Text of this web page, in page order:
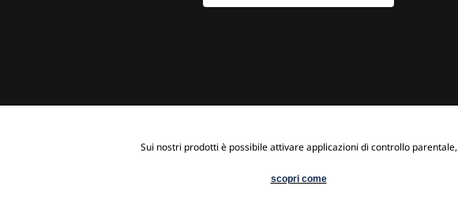
Sui nostri prodotti è possibile attivare applicazioni di controllo parentale,
scopri come